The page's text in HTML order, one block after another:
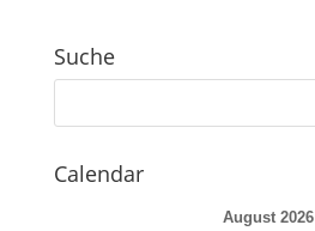
Suche
Calendar
August 2026